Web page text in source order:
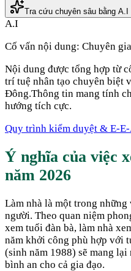
Tra cứu chuyên sâu bằng A.I
A.I
Cố vấn nội dung: Chuyên
Nội dung được tổng hợp từ
trí tuệ nhân tạo chuyên biệt
Đông.Thông tin mang tính
hướng tích cực.
Quy trình kiểm duyệt & E-
Ý nghĩa của việc
năm 2026
Làm nhà là một trong
người. Theo quan niệm
xem tuổi đàn bà, làm nhà
năm khởi công phù hợp với
(sinh năm 1988) sẽ mang lại
bình an cho cả gia đạo.